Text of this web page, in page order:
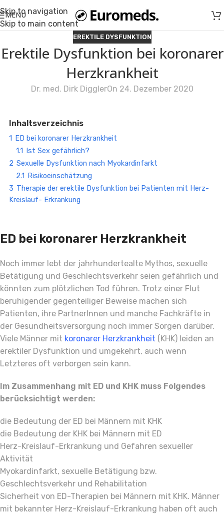
Skip to navigation
Skip to main content
MENU
EREKTILE DYSFUNKTION
Erektile Dysfunktion bei koronarer
Herzkrankheit
Dr. med. Dirk DigglerOn 24. Dezember 2020
Inhaltsverzeichnis
1
ED bei koronarer Herzkrankheit
1.1
Ist Sex gefährlich?
2 Sexuelle Dysfunktion nach Myokardinfarkt
2.1
Risikoeinschätzung
3 Therapie der erektile Dysfunktion bei Patienten mit Herz-
Kreislauf- Erkrankung
ED bei koronarer Herzkrankheit
Noch immer lebt der jahrhundertealte Mythos, sexuelle
Betätigung und Geschlechtsverkehr seien gefährlich und
könnten zum plötzlichen Tod führen. Trotz einer Flut
beruhigender gegenteiliger Beweise machen sich
Patienten, ihre PartnerInnen und manche Fachkräfte in
der Gesundheitsversorgung noch immer Sorgen darüber.
Viele Männer mit koronarer Herzkrankheit (KHK) leiden an
erektiler Dysfunktion und umgekehrt, auch wenn
Letzteres oft verborgen sein kann.
Im Zusammenhang mit ED und KHK muss Folgendes
berücksichtigt werden:
die Bedeutung der ED bei Männern mit KHK
die Bedeutung der KHK bei Männern mit ED
Herz-Kreislauf-Erkrankung und Gefahren sexueller
Aktivität
Myokardinfarkt, sexuelle Betätigung bzw.
Geschlechtsverkehr und Rehabilitation
Sicherheit von ED-Therapien bei Männern mit KHK. Männer
mit bekannter Herz-Kreislauf-Erkrankung haben oft auch